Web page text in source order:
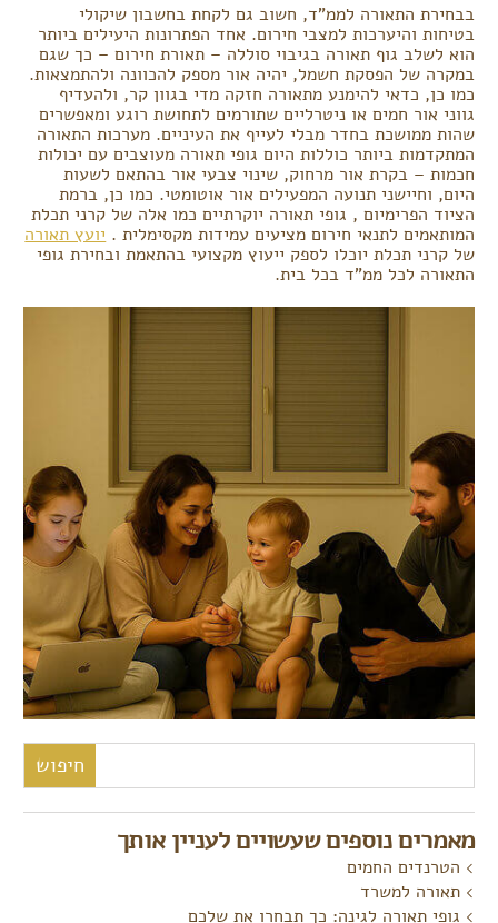
בבחירת התאורה לממ"ד, חשוב גם לקחת בחשבון שיקולי
בטיחות והיערכות למצבי חירום. אחד הפתרונות היעילים ביותר
הוא לשלב גוף תאורה בגיבוי סוללה – תאורת חירום – כך שגם
במקרה של הפסקת חשמל, יהיה אור מספק להכוונה ולהתמצאות.
כמו כן, כדאי להימנע מתאורה חזקה מדי בגוון קר, ולהעדיף
גווני אור חמים או ניטרליים שתורמים לתחושת רוגע ומאפשרים
שהות ממושכת בחדר מבלי לעייף את העיניים. מערכות התאורה
המתקדמות ביותר כוללות היום גופי תאורה מעוצבים עם יכולות
חכמות – בקרת אור מרחוק, שינוי צבעי אור בהתאם לשעות
היום, וחיישני תנועה המפעילים אור אוטומטי. כמו כן, ברמת
הציוד הפרימיום , גופי תאורה יוקרתיים כמו אלה של קרני תכלת
המותאמים לתנאי חירום מציעים עמידות מקסימלית . יועץ תאורה
של קרני תכלת יוכלו לספק ייעוץ מקצועי בהתאמת ובחירת גופי
התאורה לכל ממ"ד בכל בית.
מאמרים נוספים שעשויים לעניין אותך
הטרנדים החמים
תאורה למשרד
גופי תאורה לגינה: כך תבחרו את שלכם